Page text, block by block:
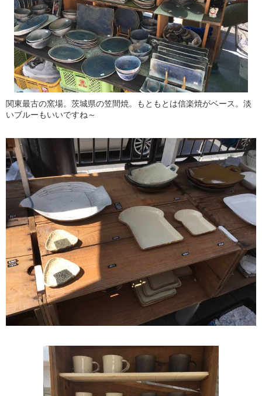
関東最古の窯場。茨城県の笠間焼。もともとは信楽焼がベース。淡
いブルーもいいですね～